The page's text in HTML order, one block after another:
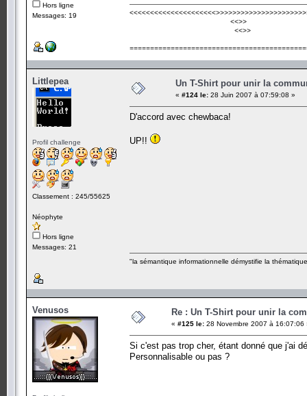
Hors ligne
Messages: 19
<<<<<<<<<<<<<<<<<<<<<
<<>>
<<>>
Littlepea
Profil challenge
Classement : 245/55625
Néophyte
Hors ligne
Messages: 21
Un T-Shirt pour unir la
« #124 le: 28 Juin 2007 à 07:59:08 »
D'accord avec chewbaca!
UP!!
"la sémantique informationnelle démystifie la
Venusos Re : Un T-Shirt pour unir la
« #125 le: 28 Novembre 2007 à 16:07:06
Si c'est pas trop cher, étant donné que j'ai
Personnalisable ou pas ?